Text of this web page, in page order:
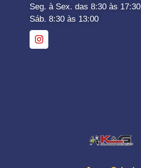
Seg. à Sex. das 8:30 às 17:30
Sáb. 8:30 às 13:00